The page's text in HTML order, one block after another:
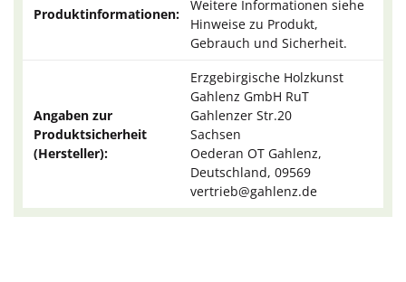
Produktinformationen:
Weitere Informationen siehe
Hinweise zu Produkt,
Gebrauch und Sicherheit.
Angaben zur
Produktsicherheit
(Hersteller):
Erzgebirgische Holzkunst
Gahlenz GmbH RuT
Gahlenzer Str.20
Sachsen
Oederan OT Gahlenz,
Deutschland, 09569
vertrieb@gahlenz.de